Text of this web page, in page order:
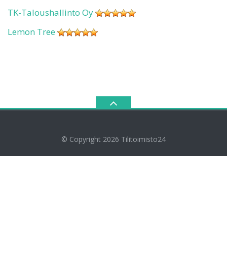
TK-Taloushallinto Oy
Lemon Tree
© Copyright 2026 Tilitoimisto24